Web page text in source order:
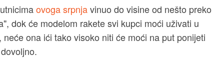
ovoga srpnjavinuo do visine od nešto preko
dok će modelom rakete svi kupci moći uživati u
ona ići tako visoko niti će moći na put ponijeti